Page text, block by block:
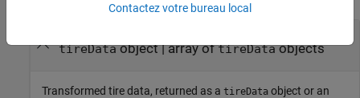
tireDataobject | array oftireDataobjects
Transformed tire data, returned as a tireData object or an
Contactez votre bureau local